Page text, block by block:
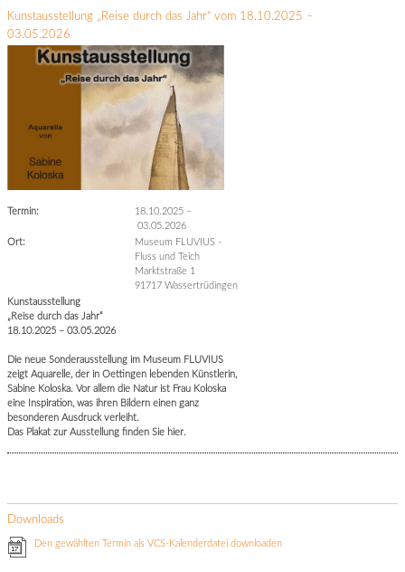
Kunstausstellung „Reise durch das Jahr“ vom 18.10.2025 –
03.05.2026
Termin: 18.10.2025 –
03.05.2026
Ort:
Museum FLUVIUS -
Fluss und Teich
Marktstraße 1
91717 Wassertrüdingen
Kunstausstellung
„Reise durch das Jahr“
18.10.2025 – 03.05.2026
Die neue Sonderausstellung im Museum FLUVIUS
zeigt Aquarelle, der in Oettingen lebenden Künstlerin,
Sabine Koloska. Vor allem die Natur ist Frau Koloska
eine Inspiration, was ihren Bildern einen ganz
besonderen Ausdruck verleiht.
Das Plakat zur Ausstellung finden Sie hier.
Downloads
Den gewählten Termin als VCS-Kalenderdatei downloaden